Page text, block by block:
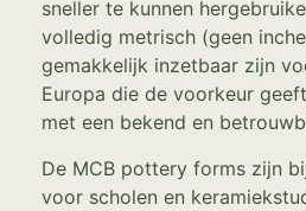
sneller te kunnen
volledig metrisch (geen
gemakkelijk inzetbaar zijn
Europa die de voorkeur
met een bekend en
De MCB pottery forms zijn
voor scholen en